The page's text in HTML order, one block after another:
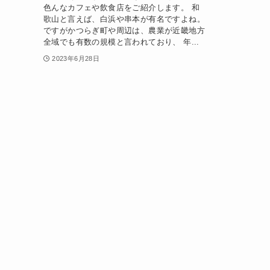
色んなカフェや飲食店をご紹介します。 和
歌山と言えば、白浜や串本が有名ですよね。
ですがかつらぎ町や周辺は、農業が近畿地方
全域でも有数の規模と言われており、 年...
2023年6月28日